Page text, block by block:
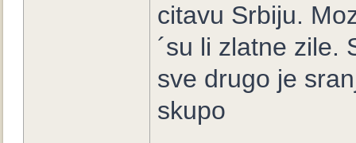
citavu Srbiju.
´su li zlatne zile.
sve drugo je
skupo